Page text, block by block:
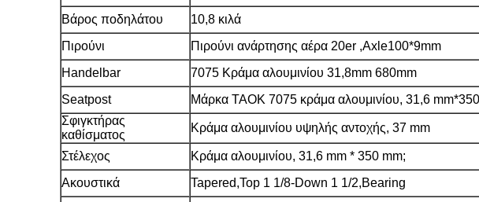
Βάρος ποδηλάτου
10,8 κιλά
Πιρούνι
Πιρούνι ανάρτησης αέρα 20er ,Axle100*9mm
Handelbar
7075 Κράμα αλουμινίου 31,8mm 680mm
Seatpost
Μάρκα TAOK 7075 κράμα αλουμινίου, 31,6
Σφιγκτήρας
καθίσματος
Κράμα αλουμινίου υψηλής αντοχής, 37 mm
Στέλεχος
Κράμα αλουμινίου, 31,6 mm * 350 mm;
Ακουστικά
Tapered,Top 1 1/8-Down 1 1/2,Bearing